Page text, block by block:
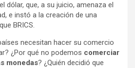
dólar, que, a su juicio, amenaza el
e instó a la creación de una
BRICS.
necesitan hacer su comercio
¿Por qué no podemos comerciar
monedas? ¿Quién decidió que